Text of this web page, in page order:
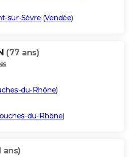
sur-Sèvre (Vendée)
(77 ans)
du-Rhône)
du-Rhône)
ans)